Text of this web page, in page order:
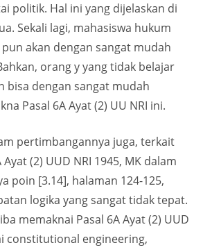
politik. Hal ini yang dijelaskan di
Sekali lagi, mahasiswa hukum
akan dengan sangat mudah
orang y yang tidak belajar
bisa dengan sangat mudah
Pasal 6A Ayat (2) UU NRI ini.
pertimbangannya juga, terkait
(2) UUD NRI 1945, MK dalam
poin [3.14], halaman 124-125,
logika yang sangat tidak tepat.
memaknai Pasal 6A Ayat (2) UUD
constitutional engineering,